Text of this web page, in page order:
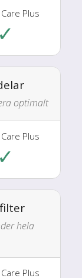
✓
optimalt
✓
hela